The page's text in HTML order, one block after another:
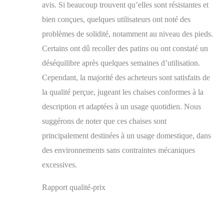
avis. Si beaucoup trouvent qu’elles sont résistantes et
bien conçues, quelques utilisateurs ont noté des
problèmes de solidité, notamment au niveau des pieds.
Certains ont dû recoller des patins ou ont constaté un
déséquilibre après quelques semaines d’utilisation.
Cependant, la majorité des acheteurs sont satisfaits de
la qualité perçue, jugeant les chaises conformes à la
description et adaptées à un usage quotidien. Nous
suggérons de noter que ces chaises sont
principalement destinées à un usage domestique, dans
des environnements sans contraintes mécaniques
excessives.
Rapport qualité-prix